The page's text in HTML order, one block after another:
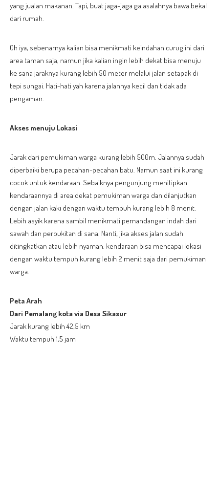
yang jualan makanan. Tapi, buat jaga-jaga ga asalahnya bawa bekal
dari rumah.
Oh iya, sebenarnya kalian bisa menikmati keindahan curug ini dari
area taman saja, namun jika kalian ingin lebih dekat bisa menuju
ke sana jaraknya kurang lebih 50 meter melalui jalan setapak di
tepi sungai. Hati-hati yah karena jalannya kecil dan tidak ada
pengaman.
Akses menuju Lokasi
Jarak dari pemukiman warga kurang lebih 500m. Jalannya sudah
diperbaiki berupa pecahan-pecahan batu. Namun saat ini kurang
cocok untuk kendaraan. Sebaiknya pengunjung menitipkan
kendaraannya di area dekat pemukiman warga dan dilanjutkan
dengan jalan kaki dengan waktu tempuh kurang lebih 8 menit.
Lebih asyik karena sambil menikmati pemandangan indah dari
sawah dan perbukitan di sana. Nanti, jika akses jalan sudah
ditingkatkan atau lebih nyaman, kendaraan bisa mencapai lokasi
dengan waktu tempuh kurang lebih 2 menit saja dari pemukiman
warga.
Peta Arah
Dari Pemalang kota via Desa Sikasur
Jarak kurang lebih 42,5 km
Waktu tempuh 1,5 jam